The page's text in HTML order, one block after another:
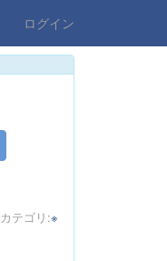
ログイン
カテゴリ:※